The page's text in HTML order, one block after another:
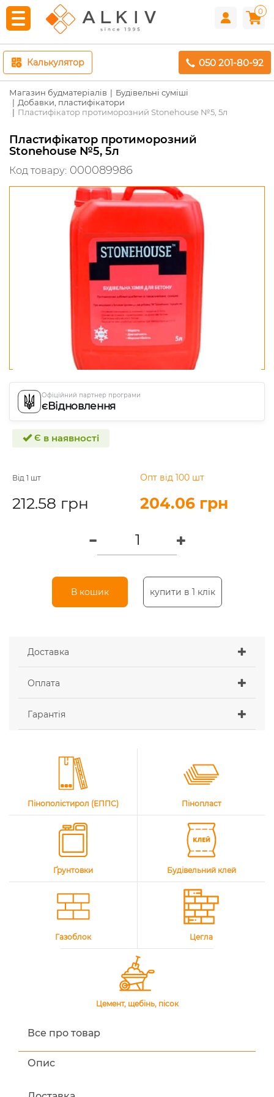
0
Калькулятор 050 201-80-92
Магазин будматеріалів
Будівельні суміші
Добавки, пластифікатори
Пластифікатор протиморозний Stonehouse №5, 5л
Пластифікатор протиморозний
Stonehouse №5, 5л
Код товару: 000089986
Офіційний партнер програми
єВідновлення
Є в наявності
Від 1 шт
212.58 грн
Опт від 100 шт
204.06 грн
В кошик купити в 1 клік
Доставка
Оплата
Гарантія
Пінополістирол (ЕППС) Пінопласт
Ґрунтовки Будівельний клей
Газоблок Цегла
Цемент, щебінь, пісок
Все про товар
Опис